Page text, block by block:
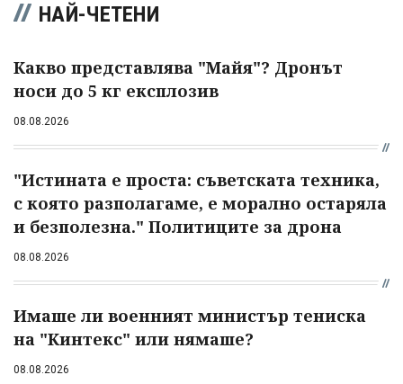
НАЙ-ЧЕТЕНИ
Какво представлява "Майя"? Дронът
носи до 5 кг експлозив
08.08.2026
"Истината е проста: съветската техника,
с която разполагаме, е морално остаряла
и безполезна." Политиците за дрона
08.08.2026
Имаше ли военният министър тениска
на "Кинтекс" или нямаше?
08.08.2026